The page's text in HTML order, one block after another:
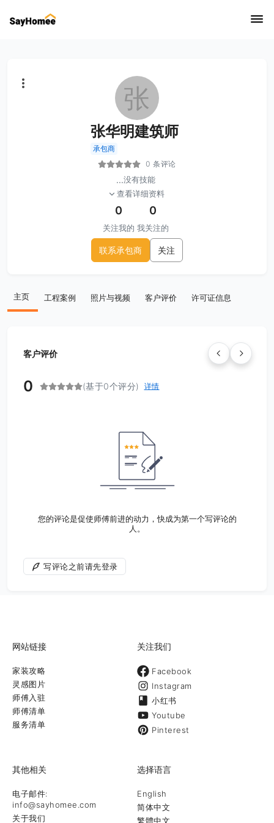
张
张华明建筑师
承包商
0 条评论
...没有技能
查看详细资料
0
关注我的
0
我关注的
联系承包商 关注
主页 工程案例 照片与视频 客户评价 许可证信息
客户评价
0 (基于0个评分) 详情
您的评论是促使师傅前进的动力，快成为第一个写评论的
人。
写评论之前请先登录
网站链接
家装攻略
灵感图片
师傅入驻
师傅清单
服务清单
关注我们
Facebook
Instagram
小红书
Youtube
Pinterest
其他相关
电子邮件:
info@sayhomee.com
关于我们
选择语言
English
简体中文
繁體中文